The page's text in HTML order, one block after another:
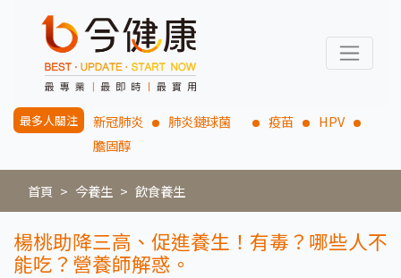
最多人關注 新冠肺炎 肺炎鏈球菌 疫苗
HPV
膽固醇
首頁 今養生 飲食養生
楊桃助降三高、促進養生！有毒？哪些人不
能吃？營養師解惑。